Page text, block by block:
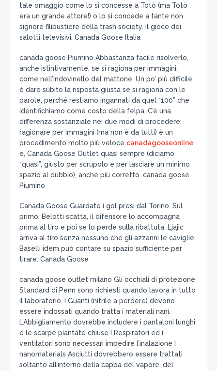
tale omaggio come lo si concesse a Totò (ma Totò
era un grande attore!) o lo si concede a tante non
signore filibustiere della trash society. il gioco dei
salotti televisivi. Canada Goose Italia
canada goose Piumino Abbastanza facile risolverlo,
anche istintivamente, se si ragiona per immagini,
come nell’indovinello del mattone. Un po’ più difficile
è dare subito la risposta giusta se si ragiona con le
parole, perché restiamo ingannati da quel “100” che
identifichiamo come costo della felpa. C’è una
differenza sostanziale nei due modi di procedere;
ragionare per immagini (ma non è da tutti) è un
procedimento molto più veloce canadagooseonline
e, Canada Goose Outlet quasi sempre (diciamo
“quasi”, giusto per scrupolo e per lasciare un minimo
spazio al dubbio), anche più corretto. canada goose
Piumino
Canada Goose Guardate i gol presi dal Torino. Sul
primo, Belotti scatta, il difensore lo accompagna
prima al tiro e poi se lo perde sulla ribattuta. Ljajic
arriva al tiro senza nessuno che gli azzanni le caviglie,
Baselli idem può contare su spazio sufficiente per
tirare. Canada Goose
canada goose outlet milano Gli occhiali di protezione
Standard di Penn sono richiesti quando lavora in tutto
il laboratorio. I Guanti (nitrile a perdere) devono
essere indossati quando tratta i materiali nani.
L’Abbigliamento dovrebbe includere i pantaloni lunghi
e le scarpe piantate chiuse I Respiratori ed i
ventilatori sono necessari impedire l’inalazione I
nanomaterials Asciutti dovrebbero essere trattati
soltanto all’interno della cappa del vapore, del